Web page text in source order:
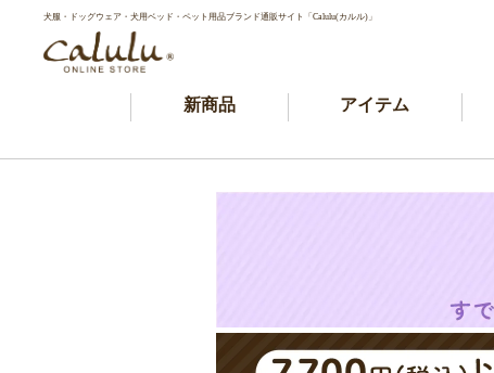
犬服・ドッグウェア・犬用ベッド・ペット用品ブランド通販サイト「Calulu(カルル)」
新商品 アイテム